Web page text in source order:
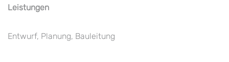
Leistungen
Entwurf, Planung, Bauleitung